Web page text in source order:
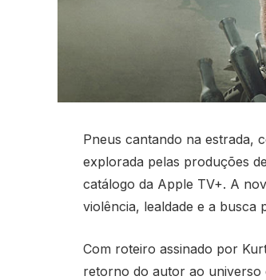
Pneus cantando na estrada,
explorada pelas produções
catálogo da Apple TV+. A
violência, lealdade e a busca
Com roteiro assinado por
retorno do autor ao universo